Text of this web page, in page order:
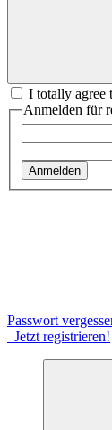
I totally agree
Anmelden für
Anmelden
Passwort
Jetzt registrieren!